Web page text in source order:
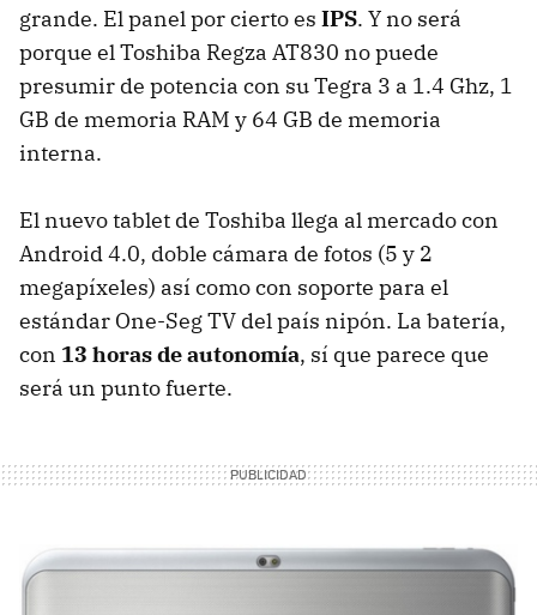
grande. El panel por cierto es IPS. Y no será
porque el Toshiba Regza AT830 no puede
presumir de potencia con su Tegra 3 a 1.4 Ghz, 1
GB de memoria RAM y 64 GB de memoria
interna.
El nuevo tablet de Toshiba llega al mercado con
Android 4.0, doble cámara de fotos (5 y 2
megapíxeles) así como con soporte para el
estándar One-Seg TV del país nipón. La batería,
con 13 horas de autonomía, sí que parece que
será un punto fuerte.